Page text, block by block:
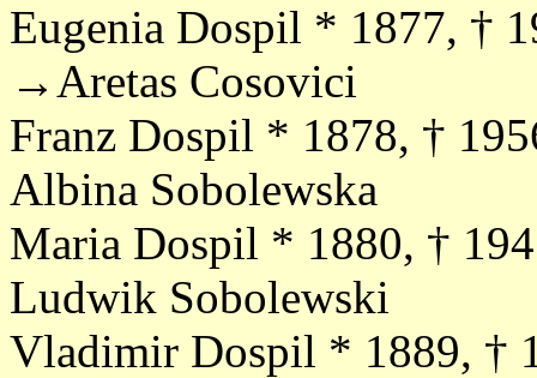
Eugenia Dospil * 1877, †
→Aretas Cosovici
Franz Dospil * 1878, †
Albina Sobolewska
Maria Dospil * 1880, †
Ludwik Sobolewski
Vladimir Dospil * 1889, †